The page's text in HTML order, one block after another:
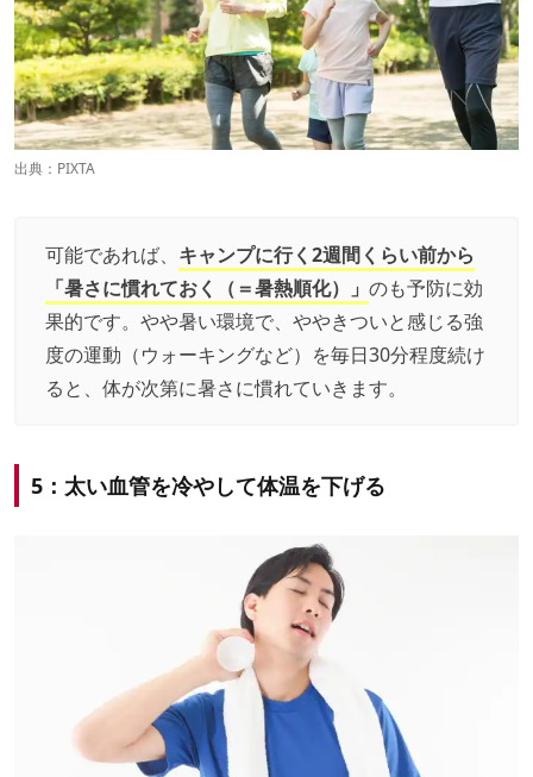
出典：PIXTA
可能であれば、 キャンプに行く2週間くらい前から
「暑さに慣れておく（＝暑熱順化）」 のも予防に効
果的です。やや暑い環境で、ややきついと感じる強
度の運動（ウォーキングなど）を毎日30分程度続け
ると、体が次第に暑さに慣れていきます。
5：太い血管を冷やして体温を下げる